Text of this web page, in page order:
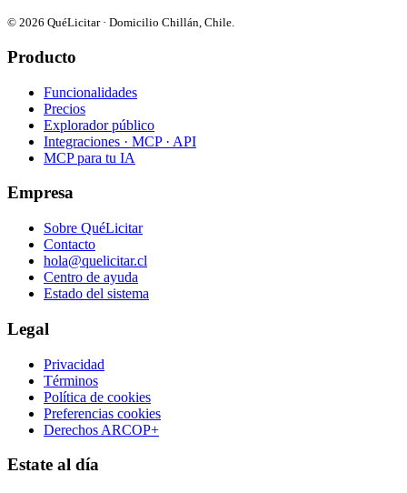
© 2026 QuéLicitar · Domicilio Chillán, Chile.
Producto
Funcionalidades
Precios
Explorador público
Integraciones · MCP · API
MCP para tu IA
Empresa
Sobre QuéLicitar
Contacto
hola@quelicitar.cl
Centro de ayuda
Estado del sistema
Legal
Privacidad
Términos
Política de cookies
Preferencias cookies
Derechos ARCOP+
Estate al día